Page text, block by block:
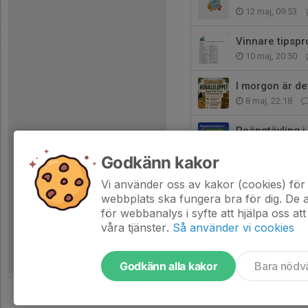
12 maj, 09:53
Vinnare
10 maj, 20:50
I morgon är
8 maj, 22:18
Poängtävling
4 maj, 21:55
Godkänn kakor
Vi använder oss av kakor (cookies)
webbplats ska fungera bra för dig. De
för webbanalys i syfte att hjälpa oss
våra tjänster. Så använder vi cookies
Godkänn alla kakor Bara